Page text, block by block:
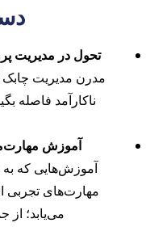
تحول در مدیریت
مدرن مدیریت
ناکارآمد فاصله
آموزش
آموزش‌هایی که
مهارت‌های تجربی
می‌یابد؛ از